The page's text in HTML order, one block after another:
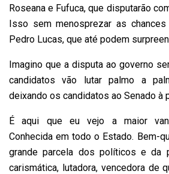
Roseana e Fufuca, que disputarão
Isso sem menosprezar as
Pedro Lucas, que até podem
Imagino que a disputa ao governo
candidatos vão lutar palmo a
deixando os candidatos ao Senado à
É aqui que eu vejo a maior
Conhecida em todo o Estado. Bem-
grande parcela dos políticos e da
carismática, lutadora, vencedora de